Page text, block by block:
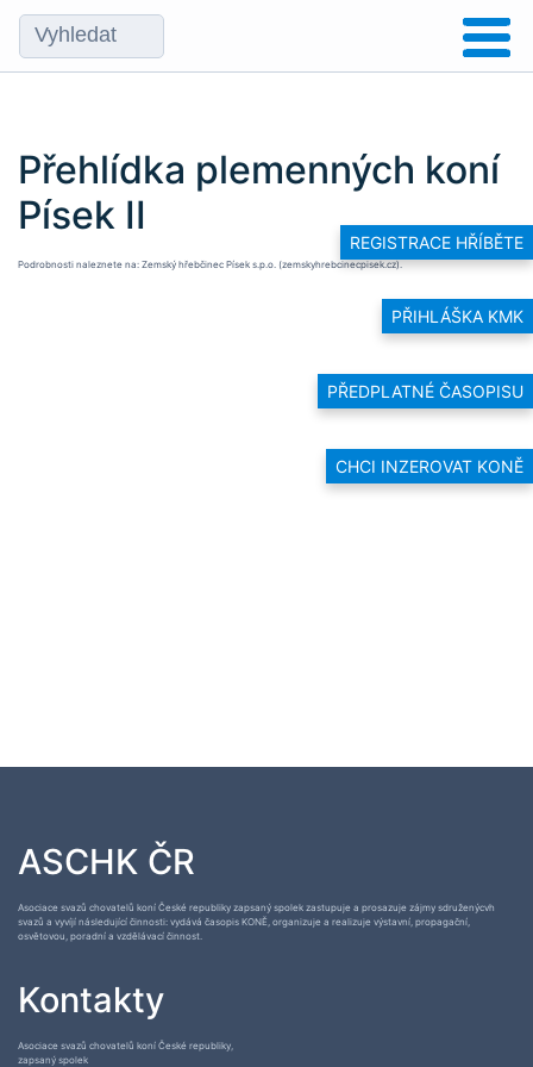
REGISTRACE HŘÍBĚTE
PŘIHLÁŠKA KMK
PŘEDPLATNÉ ČASOPISU
CHCI INZEROVAT KONĚ
Přehlídka plemenných koní
Písek II
Podrobnosti naleznete na: Zemský hřebčinec Písek s.p.o. (zemskyhrebcinecpisek.cz).
ASCHK ČR
Asociace svazů chovatelů koní České republiky zapsaný spolek zastupuje a prosazuje zájmy sdruženýcvh
svazů a vyvíjí následující činnosti: vydává časopis KONĚ, organizuje a realizuje výstavní, propagační,
osvětovou, poradní a vzdělávací činnost.
Kontakty
Asociace svazů chovatelů koní České republiky,
zapsaný spolek